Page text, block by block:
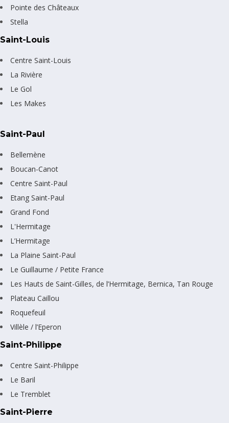
Pointe des Châteaux
Stella
Saint-Louis
Centre Saint-Louis
La Rivière
Le Gol
Les Makes
Saint-Paul
Bellemène
Boucan-Canot
Centre Saint-Paul
Etang Saint-Paul
Grand Fond
L'Hermitage
L’Hermitage
La Plaine Saint-Paul
Le Guillaume / Petite France
Les Hauts de Saint-Gilles, de l’Hermitage, Bernica, Tan Rouge
Plateau Caillou
Roquefeuil
Villèle / l’Eperon
Saint-Philippe
Centre Saint-Philippe
Le Baril
Le Tremblet
Saint-Pierre